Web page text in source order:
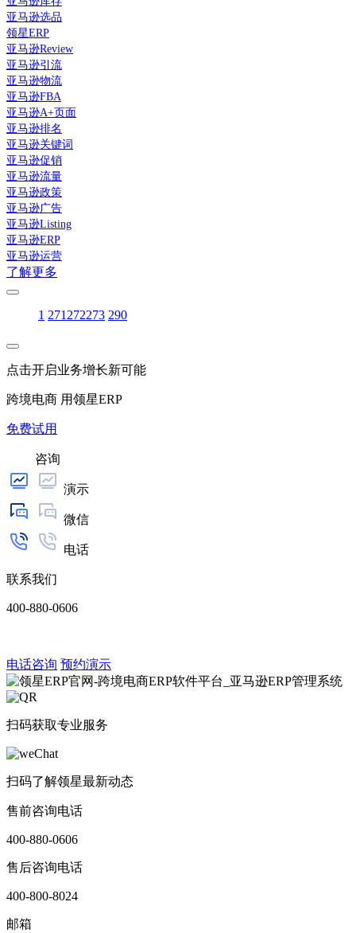
亚马逊选品
领星ERP
亚马逊Review
亚马逊引流
亚马逊物流
亚马逊FBA
亚马逊A+页面
亚马逊排名
亚马逊关键词
亚马逊促销
亚马逊流量
亚马逊政策
亚马逊广告
亚马逊Listing
亚马逊ERP
亚马逊运营
了解更多
1 271 272273 290
点击开启业务增长新可能
跨境电商 用领星ERP
免费试用
咨询
演示
微信
电话
联系我们
400-880-0606
电话咨询 预约演示
扫码获取专业服务
扫码了解领星最新动态
售前咨询电话
400-880-0606
售后咨询电话
400-800-8024
邮箱